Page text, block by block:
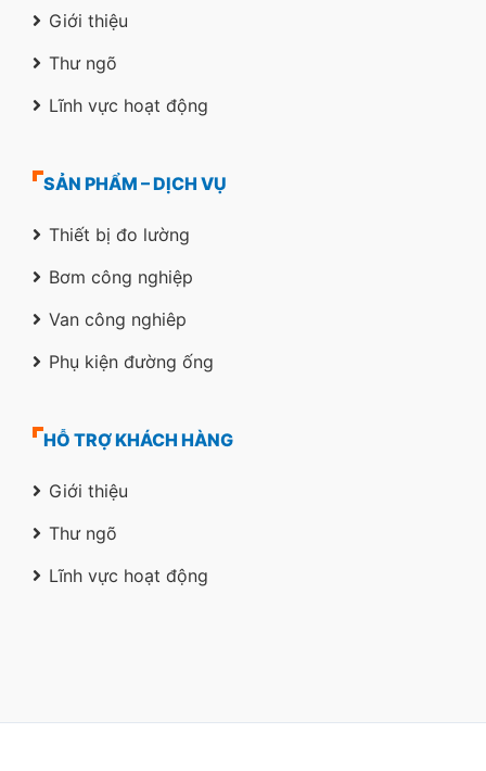
Giới thiệu
Thư ngõ
Lĩnh vực hoạt động
SẢN PHẨM – DỊCH VỤ
Thiết bị đo lường
Bơm công nghiệp
Van công nghiêp
Phụ kiện đường ống
HỖ TRỢ KHÁCH HÀNG
Giới thiệu
Thư ngõ
Lĩnh vực hoạt động